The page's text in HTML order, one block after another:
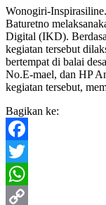
Wonogiri-
Baturetno
Digital (IKD).
kegiatan tersebut
bertempat di balai
No.E-mael, dan HP
kegiatan tersebut,
Bagikan ke:
Facebook
Twitter
WhatsApp